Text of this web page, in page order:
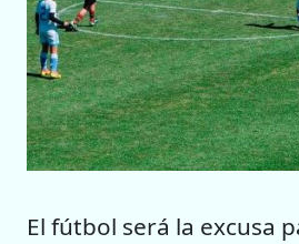
El fútbol será la excusa